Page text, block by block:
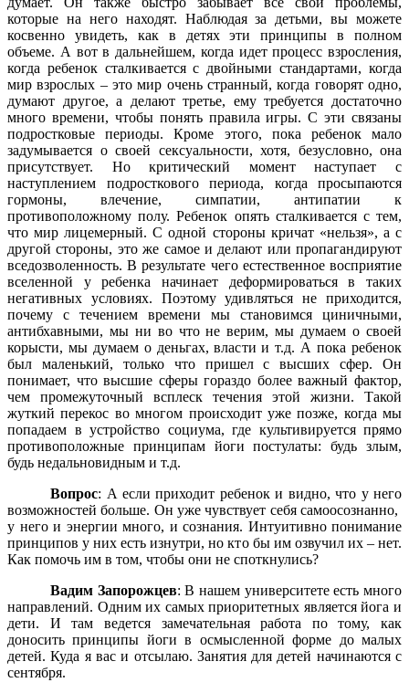
которые на него находят. Наблюдая за детьми, вы можете
косвенно увидеть, как в детях эти принципы в полном
объеме. А вот в дальнейшем, когда идет процесс взросления,
когда ребенок сталкивается с двойными стандартами, когда
мир взрослых – это мир очень странный, когда говорят одно,
думают другое, а делают третье, ему требуется достаточно
много времени, чтобы понять правила игры. С эти связаны
подростковые периоды. Кроме этого, пока ребенок мало
задумывается о своей сексуальности, хотя, безусловно, она
присутствует. Но критический момент наступает с
наступлением подросткового периода, когда просыпаются
гормоны, влечение, симпатии, антипатии к
противоположному полу. Ребенок опять сталкивается с тем,
что мир лицемерный. С одной стороны кричат «нельзя», а с
другой стороны, это же самое и делают или пропагандируют
вседозволенность. В результате чего естественное восприятие
вселенной у ребенка начинает деформироваться в таких
негативных условиях. Поэтому удивляться не приходится,
почему с течением времени мы становимся циничными,
антибхавными, мы ни во что не верим, мы думаем о своей
корысти, мы думаем о деньгах, власти и т.д. А пока ребенок
был маленький, только что пришел с высших сфер. Он
понимает, что высшие сферы гораздо более важный фактор,
чем промежуточный всплеск течения этой жизни. Такой
жуткий перекос во многом происходит уже позже, когда мы
попадаем в устройство социума, где культивируется прямо
противоположные принципам йоги постулаты: будь злым,
будь недальновидным и т.д.
Вопрос: А если приходит ребенок и видно, что у него
возможностей больше. Он уже чувствует себя самоосознанно,
у него и энергии много, и сознания. Интуитивно понимание
принципов у них есть изнутри, но кто бы им озвучил их – нет.
Как помочь им в том, чтобы они не споткнулись?
Вадим Запорожцев: В нашем университете есть много
направлений. Одним их самых приоритетных является йога и
дети. И там ведется замечательная работа по тому, как
доносить принципы йоги в осмысленной форме до малых
детей. Куда я вас и отсылаю. Занятия для детей начинаются с
сентября.